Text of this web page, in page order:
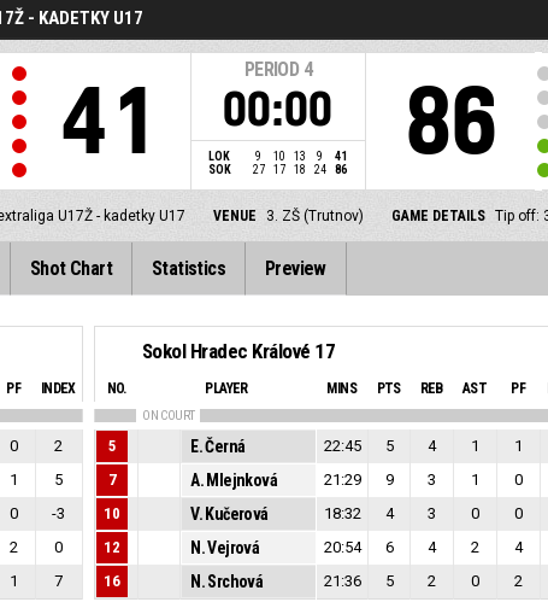
- KADETKY U17
41
PERIOD 4
00:00
LOK 9 10 13 9
41
SOK
27 17 18 24 86 86
U17Ž - kadetky U17 VENUE 3. ZŠ (Trutnov) GAME DETAILS Tip off:
Shot Chart Statistics Preview
PF INDEX
0
2
1
5
0
-3
2
0
1 7
Sokol Hradec Králové 17
NO. PLAYER MINS PTS REB AST PF
ON COURT
5 E. Černá 22:45 5 4 1 1
7
A. Mlejnková 21:29 9 3 1 0
10
V. Kučerová 18:32 4 3 0 0
12
N. Vejrová 20:54 6 4 2 4
16
N. Srchová 21:36 5 2 0 2